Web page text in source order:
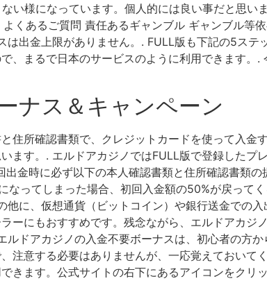
い様になっています。個人的には良い事だと思
くあるご質問 責任あるギャンブル ギャンブル等
は出金上限がありません。. FULL版も下記の5ス
、まるで日本のサービスのように利用できます
ナス＆キャンペーン
住所確認書類で、クレジットカードを使って入
ます。. エルドアカジノではFULL版で登録したプ
金時に必ず以下の本人確認書類と住所確認書類
なってしまった場合、初回入金額の50%が戻って
他に、仮想通貨（ビットコイン）や銀行送金での
ーにもおすすめです。残念ながら、エルドアカジ
ルドアカジノの入金不要ボーナスは、初心者の方
注意する必要はありませんが、一応覚えておい
きます。公式サイトの右下にあるアイコンをクリ